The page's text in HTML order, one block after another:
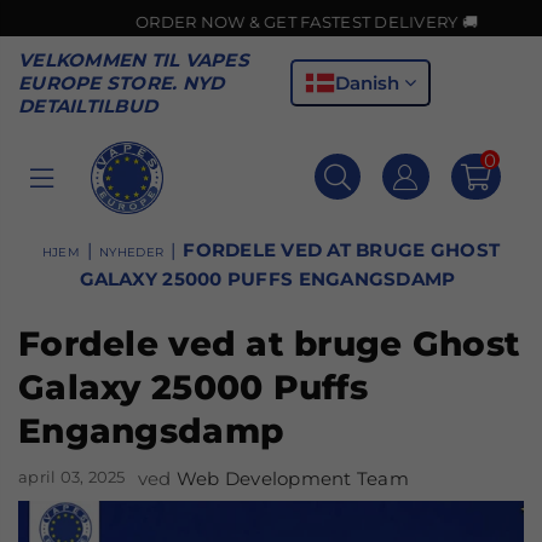
ORDER NOW & GET FASTEST DELIVERY 🚚
VELKOMMEN TIL VAPES
EUROPE STORE. NYD
DETAILTILBUD
Danish
VAPES
EUROPE
0
HJEM | NYHEDER | FORDELE VED AT BRUGE GHOST
GALAXY 25000 PUFFS ENGANGSDAMP
Fordele ved at bruge Ghost
Galaxy 25000 Puffs
Engangsdamp
april 03, 2025 ved Web Development Team